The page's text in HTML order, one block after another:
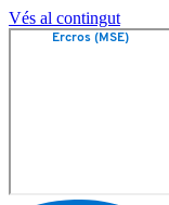
Vés al contingut